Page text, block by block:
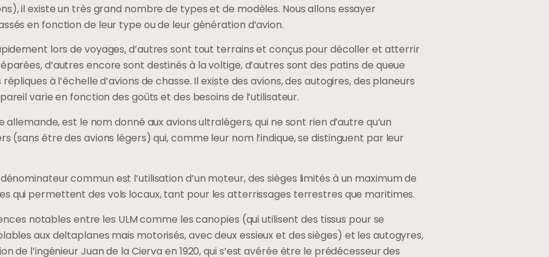
il existe un très grand nombre de types et de modèles. Nous allons essayer
en fonction de leur type ou de leur génération d’avion.
lors de voyages, d’autres sont tout terrains et conçus pour décoller et atterrir
d’autres encore sont destinés à la voltige, d’autres sont des patins de queue
à l’échelle d’avions de chasse. Il existe des avions, des autogires, des planeurs
varie en fonction des goûts et des besoins de l’utilisateur.
allemande, est le nom donné aux avions ultralégers, qui ne sont rien d’autre qu’un
(sans être des avions légers) qui, comme leur nom l’indique, se distinguent par leur
commun est l’utilisation d’un moteur, des sièges limités à un maximum de
qui permettent des vols locaux, tant pour les atterrissages terrestres que maritimes.
notables entre les ULM comme les canopies (qui utilisent des tissus pour se
aux deltaplanes mais motorisés, avec deux essieux et des sièges) et les autogyres,
de l’ingénieur Juan de la Cierva en 1920, qui s’est avérée être le prédécesseur des